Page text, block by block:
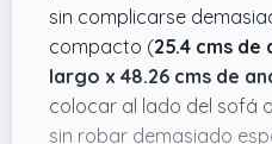
sin complicarse
compacto (25.4 cms de
largo x 48.26 cms de
colocar al lado del sofá
sin robar demasiado